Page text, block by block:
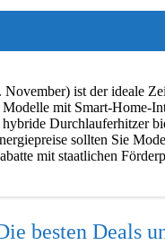
ist der ideale
mit Smart-Home-
Durchlauferhitzer
sollten Sie
mit staatlichen
besten Deals